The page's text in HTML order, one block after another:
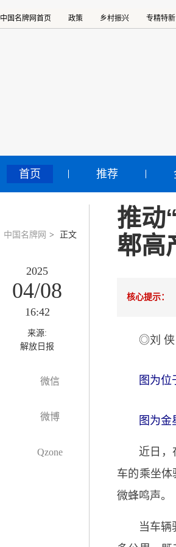
中国名牌网首页 政策 乡村振兴 专精特新
首页 推荐
中国名牌网 > 正文
2025
04/08
16:42
来源:
解放日报
微信
微博
Qzone
推动
郫高
核心提示：
◎刘 侠
图为位
图为金
近日，
车的乘坐
微蜂鸣声。
当车辆